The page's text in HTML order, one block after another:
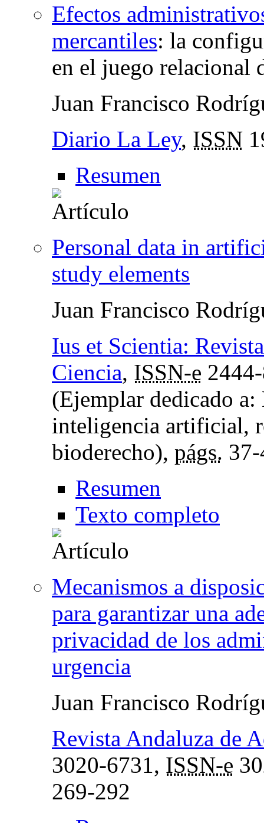
Efectos
mercantiles: la
en el juego relacional
Juan Francisco
Diario La Ley, ISSN
Resumen
Personal data in
study elements
Juan Francisco
Ius et Scientia:
Ciencia, ISSN-e
(Ejemplar dedicado
inteligencia artificial,
bioderecho), págs.
Resumen
Texto completo
Mecanismos a
para garantizar una
privacidad de los
urgencia
Juan Francisco
Revista Andaluza de
3020-6731, ISSN-e
269-292